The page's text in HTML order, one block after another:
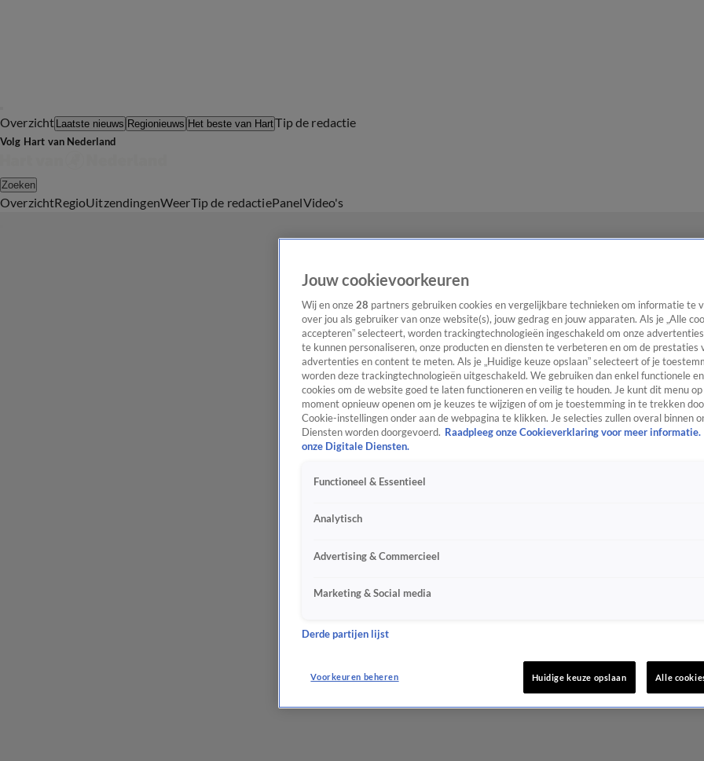
Overzicht Laatste nieuws Regionieuws Het beste van HartTip de redactie
Volg Hart van Nederland
Zoeken
OverzichtRegioUitzendingenWeerTip de redactiePanelVideo's
Jouw cookievoorkeuren
Wij en onze 28 partners gebruiken cookies en vergelijkbare technieken om informatie te
over jou als gebruiker van onze website(s), jouw gedrag en jouw apparaten. Als je „Alle
accepteren” selecteert, worden trackingtechnologieën ingeschakeld om onze
te kunnen personaliseren, onze producten en diensten te verbeteren en om de prestaties
advertenties en content te meten. Als je „Huidige keuze opslaan” selecteert of je
worden deze trackingtechnologieën uitgeschakeld. We gebruiken dan enkel functionele
cookies om de website goed te laten functioneren en veilig te houden. Je kunt dit menu
moment opnieuw openen om je keuzes te wijzigen of om je toestemming in te trekken
Cookie-instellingen onder aan de webpagina te klikken. Je selecties zullen overal binnen
Diensten worden doorgevoerd. Raadpleeg onze Cookieverklaring voor meer informatie.
onze Digitale Diensten.
Functioneel & Essentieel
Analytisch
Advertising & Commercieel
Marketing & Social media
Derde partijen lijst
Voorkeuren beheren Huidige keuze opslaan Alle